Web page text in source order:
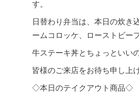
す。
日替わり弁当は、本日の炊き
ームコロッケ、ローストビー
牛ステーキ丼とちょっといい
皆様のご来店をお待ち申し上
◇本日のテイクアウト商品◇